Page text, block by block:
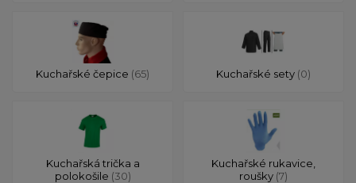
Kuchařské čepice (65) Kuchařské sety (0)
Kuchařská trička a
polokošile (30)
Kuchařské rukavice,
roušky (7)